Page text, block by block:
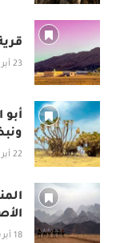
23 أبريل، 2025
أبو
22 أبريل، 2025
18 أبريل، 2025